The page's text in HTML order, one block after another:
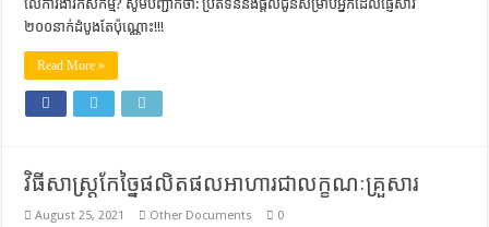
លើការងារកសិកម្ម? សូមបញ្ជាកថា: ប្រតិទិននឹងផ្តល់ជូនសម្រាប់អ្នកដែលផ្ញើសារ
២០០នាក់ដំបូងតែប៉ុណ្ណោះ!!!
Read More »
វិធីសាស្រ្តកែច្នៃផលិតផលអាហារជាលក្ខណៈគ្រួសារ
August 25, 2021 Other Documents 0